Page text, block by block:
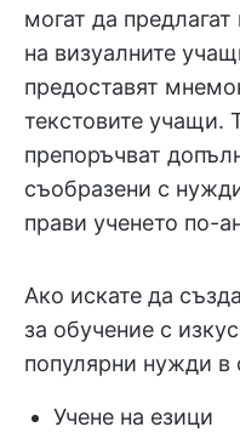
могат да
на визуалните
предоставят
текстовите учащи.
препоръчват
съобразени с
прави ученето по-
Ако искате да
за обучение с
популярни нужди в
Учене на езици